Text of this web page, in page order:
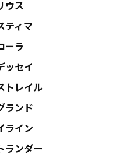
ウス
ティマ
ーラ
ッセイ
トレイル
ランド
ライン
ランダー